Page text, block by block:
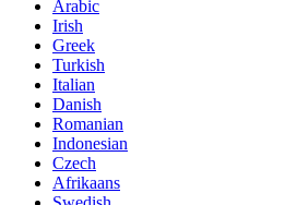
Arabic
Irish
Greek
Turkish
Italian
Danish
Romanian
Indonesian
Czech
Afrikaans